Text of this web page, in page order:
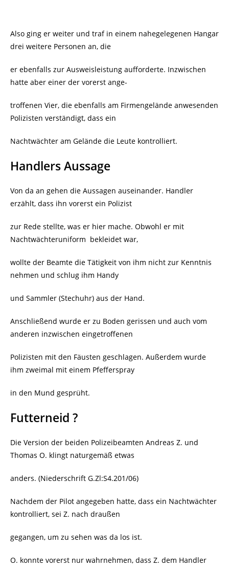
Also ging er weiter und traf in einem nahegelegenen Hangar
drei weitere Personen an, die
er ebenfalls zur Ausweisleistung aufforderte. Inzwischen
hatte aber einer der vorerst ange-
troffenen Vier, die ebenfalls am Firmengelände anwesenden
Polizisten verständigt, dass ein
Nachtwächter am Gelände die Leute kontrolliert.
Handlers Aussage
Von da an gehen die Aussagen auseinander. Handler
erzählt, dass ihn vorerst ein Polizist
zur Rede stellte, was er hier mache. Obwohl er mit
Nachtwächteruniform bekleidet war,
wollte der Beamte die Tätigkeit von ihm nicht zur Kenntnis
nehmen und schlug ihm Handy
und Sammler (Stechuhr) aus der Hand.
Anschließend wurde er zu Boden gerissen und auch vom
anderen inzwischen eingetroffenen
Polizisten mit den Fäusten geschlagen. Außerdem wurde
ihm zweimal mit einem Pfefferspray
in den Mund gesprüht.
Futterneid ?
Die Version der beiden Polizeibeamten Andreas Z. und
Thomas O. klingt naturgemäß etwas
anders. (Niederschrift G.Zl:S4.201/06)
Nachdem der Pilot angegeben hatte, dass ein Nachtwächter
kontrolliert, sei Z. nach draußen
gegangen, um zu sehen was da los ist.
O. konnte vorerst nur wahrnehmen, dass Z. dem Handler